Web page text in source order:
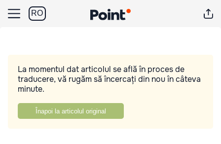
RO
La momentul dat articolul se află în proces de
traducere, vă rugăm să încercați din nou în câteva
minute.
Înapoi la articolul original